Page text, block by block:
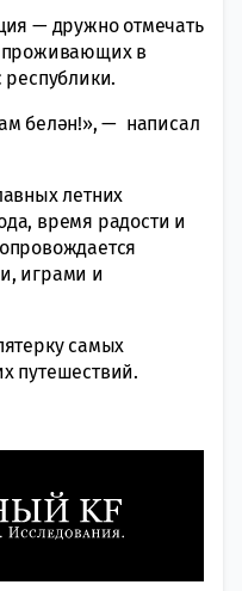
— дружно отмечать
проживающих в
республики.
белән!», — написал
летних
время радости и
играми и
самых
путешествий.